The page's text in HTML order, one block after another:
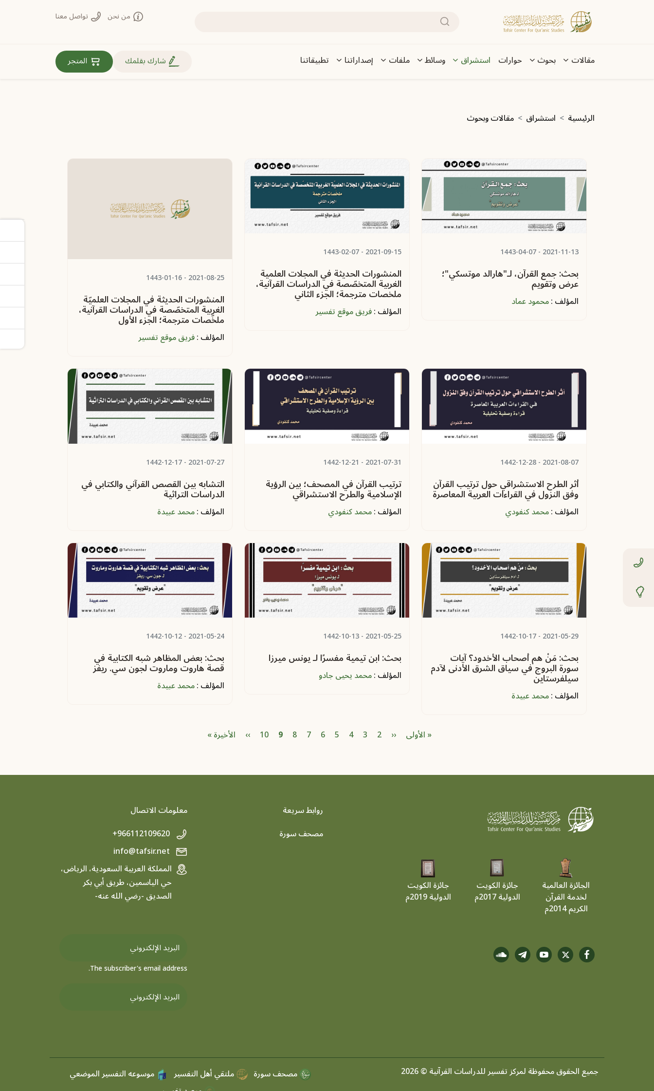
تجاوز إلى المحتوى الرئيسي
بحث من نحن تواصل معنا
Main navigation
مقالات بحوث حوارات استشراق وسائط ملفات إصداراتنا تطبيقاتنا روابط مهمة
شارك بقلمك المتجر
مسار التنقل
الرئيسية استشراق مقالات وبحوث
2021-11-13
- 1443-04-07
بحث: جمع القرآن، لـ"هارالد موتسكي"؛
عرض وتقويم
المؤلف :محمود عماد
2021-09-15
- 1443-02-07
المنشورات الحديثة في المجلات العلمية
الغربية المتخصّصة في الدراسات القرآنية،
ملخصات مترجمة؛ الجزء الثاني
المؤلف :فريق موقع تفسير
2021-08-25
- 1443-01-16
المنشورات الحديثة في المجلات العلميّة
الغربية المتخصّصة في الدراسات القرآنية،
ملخّصات مترجمة؛ الجزء الأول
المؤلف :فريق موقع تفسير
2021-08-07
- 1442-12-28
أثر الطرح الاستشراقي حول ترتيب القرآن
وفق النزول في القراءات العربية المعاصرة
المؤلف :محمد كنفودي
2021-07-31
- 1442-12-21
ترتيب القرآن في المصحف؛ بين الرؤية
الإسلامية والطرح الاستشراقي
المؤلف :محمد كنفودي
2021-07-27
- 1442-12-17
التشابه بين القصص القرآني والكتابي في
الدراسات التراثية
المؤلف :محمد عبيدة
2021-05-29
- 1442-10-17
بحث: مَنْ هم أصحاب الأخدود؟ آيات
سورة البروج في سياق الشرق الأدنى لآدم
سيلفرستاين
المؤلف :محمد عبيدة
2021-05-25
- 1442-10-13
بحث: ابن تيمية مفسرًا لـ يونس ميرزا
المؤلف :محمد يحيى جادو
2021-05-24
- 1442-10-12
بحث: بعض المظاهر شبه الكتابية في
قصة هاروت وماروت لجون سي. ريفز
المؤلف :محمد عبيدة
First page
« الأولى Previous page
‹‹ الصفحة
2 الصفحة
3 الصفحة
4 الصفحة
5 الصفحة
6 الصفحة
7 الصفحة
8 الصفحة الحاليّة
9 الصفحة
10
Next page
››
Last page
الأخيرة »
الجائزة العالمية
لخدمة القرآن
الكريم 2014م
جائزة الكويت
الدولية 2017م
جائزة الكويت
الدولية 2019م
روابط سريعة
footer menu
مصحف سورة
معلومات الاتصال
+966112109620
المملكة العربية السعودية، الرياض،
حي الياسمين، طريق أبي بكر
الصديق -رضي الله عنه-
The subscriber's email address.
جميع الحقوق محفوظة لمركز تفسير للدراسات القرآنية © 2026 مصحف سورة ملتقي أهل التفسير
موسوعه التفسير الموضعي